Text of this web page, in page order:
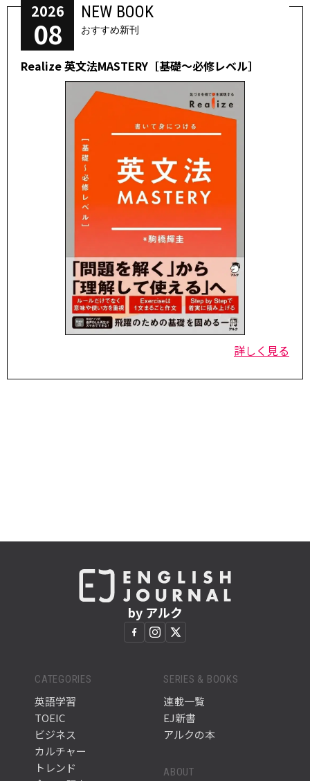
2026
08
NEW BOOK
おすすめ新刊
Realize 英文法MASTERY［基礎～必修レベル］
詳しく見る
by アルク
CATEGORIES
英語学習
TOEIC
ビジネス
カルチャー
トレンド
SERIES & BOOKS
連載一覧
EJ新書
アルクの本
ABOUT